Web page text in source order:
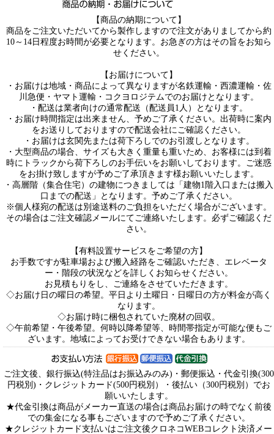
【商品の納期について】
商品をご注文いただいてから製作しますので注文がありましてから約
10～14日程度お時間が必要となります。お急ぎの方はその旨をお知ら
せください。
【お届けについて】
・お届けは地域・商品によって異なりますが名鉄運輸・西濃運輸・佐
川急便・ヤマト運輸・コクヨロジテムでのお届けとなります。
・配送は業者向けの通常配送（配送員1人）となります。
・お届け時間指定は出来ません、予めご了承ください。出荷時に案内
をお送りしておりますので配送会社にご確認ください。
・お届けは玄関先または荷下ろしでのお引渡しとなります。
・大型商品の場合、サイズも大きく重量も重いため、お客様には到着
時にトラックから荷下ろしのお手伝いをお願いしております。ご迷惑
をお掛け致しますが予めご了承頂きます様お願いいたします。
・高層階（集合住宅）の建物につきましては「建物1階入口または搬入
口までの配送」となります。予めご了承ください。
※個人様宛の配送は別途送料のご負担をいただく場合がございます。
その場合はご注文確認メールにてご連絡いたします。必ずご確認くだ
さい。
【有料設置サービスをご希望の方】
お手数ですが駐車場および搬入経路をご確認いただき、エレベータ
ー・階段の状況などを詳しくお知らせください。
お見積もりをし、ご連絡をさせていただきます。
◇お届け日の曜日の希望。平日より土曜日・日曜日の方が料金が高く
なります。
◇お届け時に梱包されていた廃材の回収。
◇午前希望・午後希望。何時以降希望等、時間帯指定が可能な便もご
ざいます。地域によってお受けできない場合もあります。
ご注文後、銀行振込(特注品はお振込みのみ)・郵便振込・代金引換(300
円税別)・クレジットカード(500円税別）・後払い（300円税別）でお
願いいたします。
★代金引換は商品がメーカー直送の場合は商品お届けの時でなく前後
での集金になる事もございますので予めご了承ください。
★クレジットカード支払いはご注文後クロネコWEBコレクト決済メー